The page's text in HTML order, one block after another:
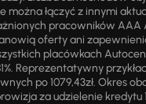
można łączyć z innymi
pracowników
oferty ani
placówkach
Reprezentatywny
po 1079,43zł. Okres
za udzielenie